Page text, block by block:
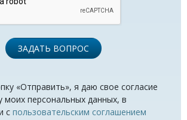
ЗАДАТЬ ВОПРОС
«Отправить», я даю свое согласие
моих персональных данных, в
с пользовательским соглашением